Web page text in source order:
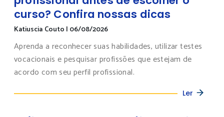
curso? Confira nossas dicas
Katiuscia Couto | 06/08/2026
Aprenda a reconhecer suas habilidades, utilizar testes
vocacionais e pesquisar profissões que estejam de
acordo com seu perfil profissional.
Ler